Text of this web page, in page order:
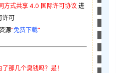
方式共享 4.0 国际许可协议 进
许可
源“免费下载”
那几个臭钱吗？是！